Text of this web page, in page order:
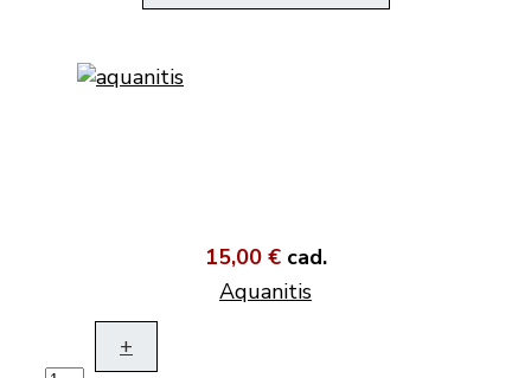
15,00 € cad.
Aquanitis
+